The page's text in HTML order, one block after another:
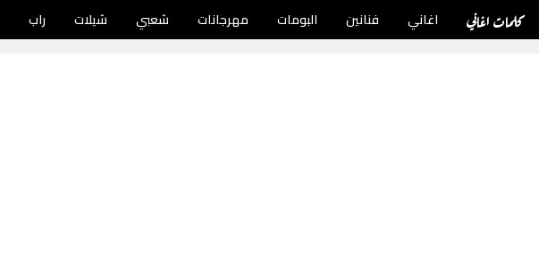
كلمات اغاني اغاني فنانين البومات مهرجانات شعبي شيلات راب